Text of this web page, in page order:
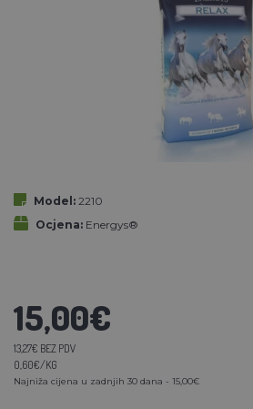
Model: 2210
Ocjena: Energys®
15,00€
13,27€ BEZ PDV
0,60€/KG
Najniža cijena u zadnjih 30 dana - 15,00€